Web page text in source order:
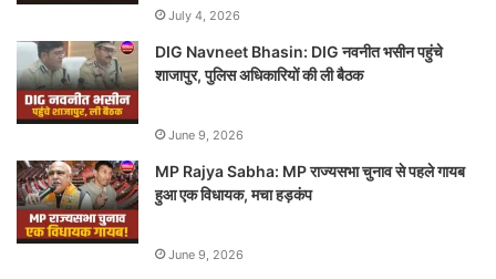
July 4, 2026
DIG Navneet Bhasin: DIG नवनीत भसीन पहुंचे
शाजापुर, पुलिस अधिकारियों की ली बैठक
June 9, 2026
MP Rajya Sabha: MP राज्यसभा चुनाव से पहले गायब
हुआ एक विधायक, मचा हड़कंप
June 9, 2026